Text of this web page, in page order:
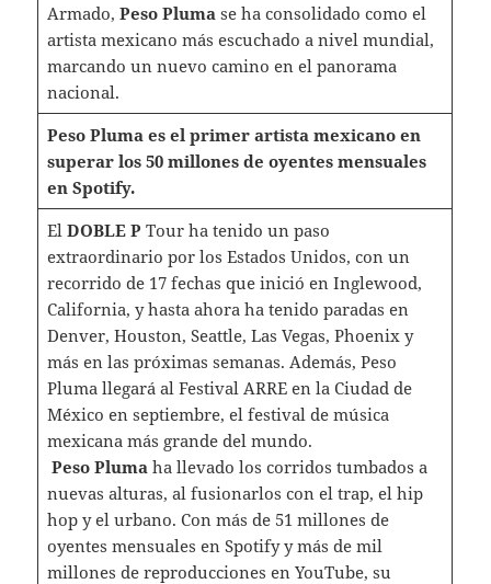
Armado, Peso Pluma se ha consolidado como el
artista mexicano más escuchado a nivel mundial,
marcando un nuevo camino en el panorama
nacional.
Peso Pluma es el primer artista mexicano en
superar los 50 millones de oyentes mensuales
en Spotify.
El DOBLE P Tour ha tenido un paso
extraordinario por los Estados Unidos, con un
recorrido de 17 fechas que inició en Inglewood,
California, y hasta ahora ha tenido paradas en
Denver, Houston, Seattle, Las Vegas, Phoenix y
más en las próximas semanas. Además, Peso
Pluma llegará al Festival ARRE en la Ciudad de
México en septiembre, el festival de música
mexicana más grande del mundo.
Peso Pluma ha llevado los corridos tumbados a
nuevas alturas, al fusionarlos con el trap, el hip
hop y el urbano. Con más de 51 millones de
oyentes mensuales en Spotify y más de mil
millones de reproducciones en YouTube, su